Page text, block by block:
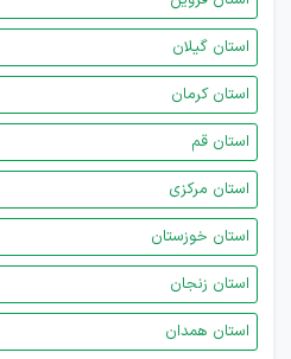
استان گیلان
استان کرمان
استان قم
استان مرکزی
استان خوزستان
استان زنجان
استان همدان